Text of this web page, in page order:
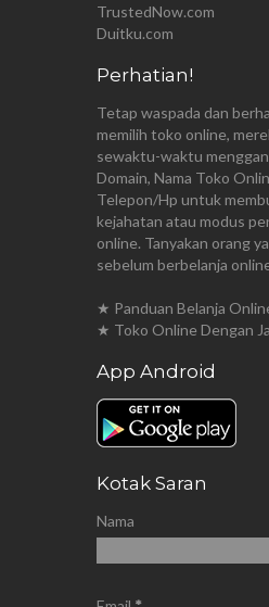
TrustedNow.com
Duitku.com
Perhatian!
Tetap waspada dan
memilih toko online,
sewaktu-waktu
Domain, Nama Toko
Telepon/Hp untuk
kejahatan atau modus
online. Tanyakan orang
sebelum berbelanja
★ Panduan Belanja
★ Toko Online Dengan
App Android
Kotak Saran
Nama